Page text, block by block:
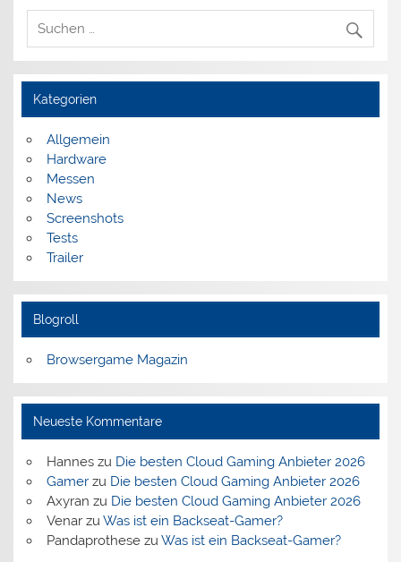
Kategorien
Allgemein
Hardware
Messen
News
Screenshots
Tests
Trailer
Blogroll
Browsergame Magazin
Neueste Kommentare
Hanneszu Die besten Cloud Gaming Anbieter 2026
Gamerzu Die besten Cloud Gaming Anbieter 2026
Axyran zu Die besten Cloud Gaming Anbieter 2026
Venarzu Was ist ein Backseat-Gamer?
Pandaprothesezu Was ist ein Backseat-Gamer?